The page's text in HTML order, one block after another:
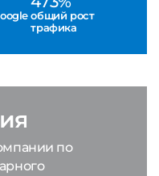
общий рост
трафика
по